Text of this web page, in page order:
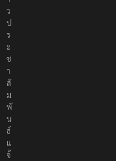
ว
ป
ร
ะ
ช
า
สั
ม
พั
น
ธ์
แ
จ้